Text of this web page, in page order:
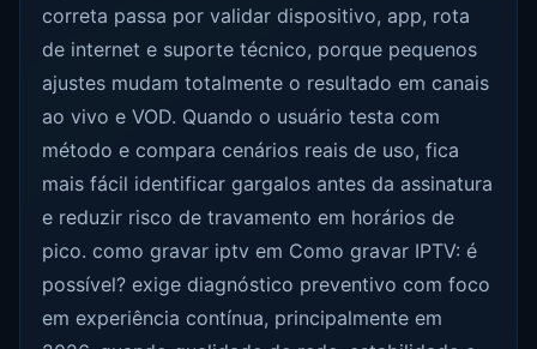
correta passa por validar dispositivo, app, rota
de internet e suporte técnico, porque pequenos
ajustes mudam totalmente o resultado em canais
ao vivo e VOD. Quando o usuário testa com
método e compara cenários reais de uso, fica
mais fácil identificar gargalos antes da assinatura
e reduzir risco de travamento em horários de
pico. como gravar iptv em Como gravar IPTV: é
possível? exige diagnóstico preventivo com foco
em experiência contínua, principalmente em